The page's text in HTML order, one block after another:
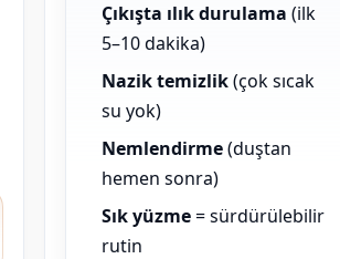
Çıkışta ılık durulama (ilk
5–10 dakika)
Nazik temizlik(çok sıcak
su yok)
Nemlendirme(duştan
hemen sonra)
Sık yüzme= sürdürülebilir
rutin